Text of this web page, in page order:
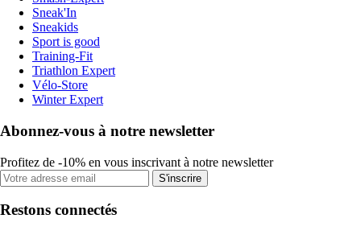
Sneak'In
Sneakids
Sport is good
Training-Fit
Triathlon Expert
Vélo-Store
Winter Expert
Abonnez-vous à notre newsletter
Profitez de -10% en vous inscrivant à notre newsletter
S'inscrire
Restons connectés